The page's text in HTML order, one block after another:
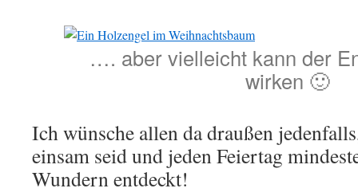
…. aber vielleicht kann der
wirken 🙂
Ich wünsche allen da draußen
einsam seid und jeden Feiertag
Wundern entdeckt!